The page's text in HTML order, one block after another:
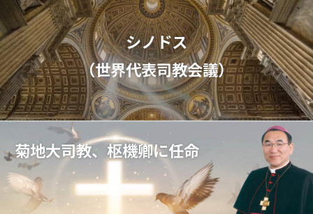
シノドス
（世界代表司教会議）
菊地大司教、枢機卿に任命